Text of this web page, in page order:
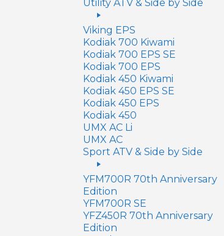
Utility ATV & Side by Side
Viking EPS
Kodiak 700 Kiwami
Kodiak 700 EPS SE
Kodiak 700 EPS
Kodiak 450 Kiwami
Kodiak 450 EPS SE
Kodiak 450 EPS
Kodiak 450
UMX AC Li
UMX AC
Sport ATV & Side by Side
YFM700R 70th Anniversary
Edition
YFM700R SE
YFZ450R 70th Anniversary
Edition